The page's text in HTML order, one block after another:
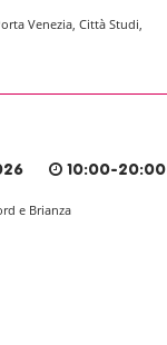
Venezia, Città Studi,
10:00-20:00
e Brianza